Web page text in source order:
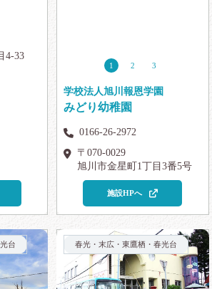
4-33
1 2 3
学校法人旭川報恩学園
みどり幼稚園
0166-26-2972
〒070-0029
旭川市金星町1丁目3番5号
施設HPへ
台 春光・末広・東鷹栖・春光台